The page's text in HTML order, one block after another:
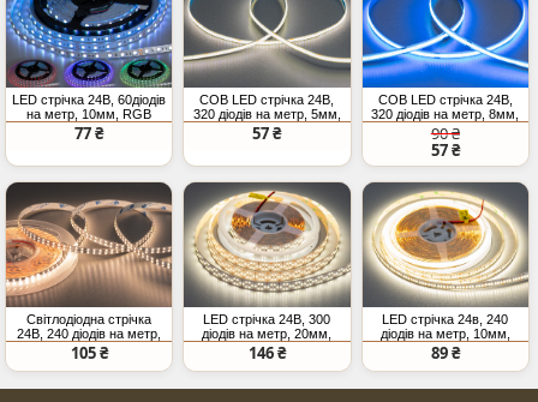
LED стрічка 24В, 60діодів
на метр, 10мм, RGB
77 ₴
COB LED стрічка 24В,
320 діодів на метр, 5мм,
нейтральний
57 ₴
COB LED стрічка 24В,
320 діодів на метр, 8мм,
блакитний
90 ₴
57 ₴
Світлодіодна стрічка
24В, 240 діодів на метр,
10мм, теплий
105 ₴
LED стрічка 24В, 300
діодів на метр, 20мм,
нейтральний
146 ₴
LED стрічка 24в, 240
діодів на метр, 10мм,
нейтральний
89 ₴